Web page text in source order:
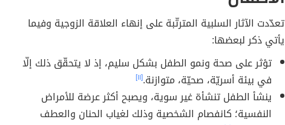
تعدّدت الآثار السلبية المترتّبة على إنهاء العلاقة الزوجية وفيما
يأتي ذكر لبعضها:
تؤثر على صحة ونمو الطفل بشكل سليم، إذ لا يتحقّق ذلك إلّا
في بيئة أسريّة، صحيّة، متوازنة.[١١]
ينشأ الطفل تنشأة غير سوية، ويصبح أكثر عرضة للأمراض
النفسية؛ كانفصام الشخصية وذلك لغياب الحنان والعطف